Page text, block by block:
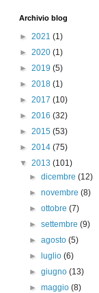
Archivio blog
► 2021 (1)
► 2020 (1)
► 2019 (5)
► 2018 (1)
► 2017 (10)
► 2016 (32)
► 2015 (53)
► 2014 (75)
▼ 2013 (101)
►dicembre(12)
►novembre(8)
►ottobre(7)
►settembre(9)
►agosto(5)
►
luglio(6)
►giugno(13)
►maggio(8)